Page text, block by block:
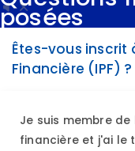
posées
Êtes-vous inscrit
Financière (IPF) ?
Je suis membre
financière et j'ai le